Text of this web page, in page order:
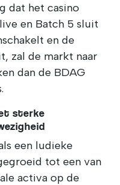
dat het casino
en Batch 5 sluit
en de
zal de markt naar
dan de BDAG
sterke
een ludieke
tot een van
activa op de